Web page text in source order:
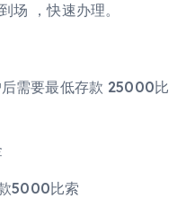
场 ，快速办理。
需要最低存款 25000比
5000比索